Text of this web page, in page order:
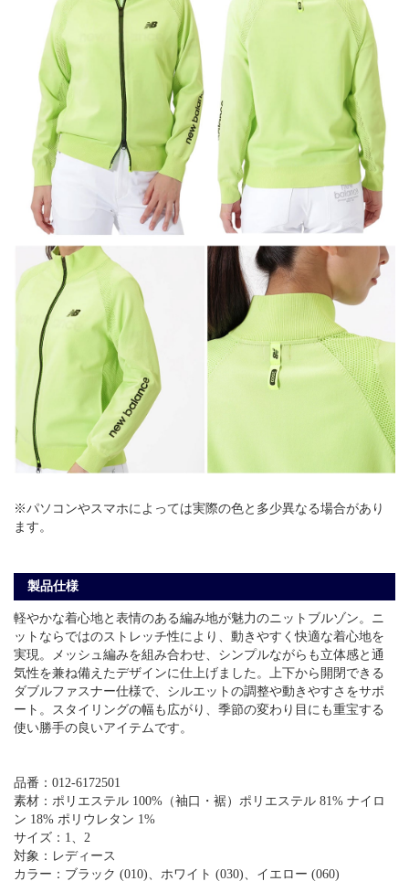
※パソコンやスマホによっては実際の色と多少異なる場合があり
ます。
製品仕様
軽やかな着心地と表情のある編み地が魅力のニットブルゾン。ニ
ットならではのストレッチ性により、動きやすく快適な着心地を
実現。メッシュ編みを組み合わせ、シンプルながらも立体感と通
気性を兼ね備えたデザインに仕上げました。上下から開閉できる
ダブルファスナー仕様で、シルエットの調整や動きやすさをサポ
ート。スタイリングの幅も広がり、季節の変わり目にも重宝する
使い勝手の良いアイテムです。
品番：012-6172501
素材：ポリエステル 100%（袖口・裾）ポリエステル 81% ナイロ
ン 18% ポリウレタン 1%
サイズ：1、2
対象：レディース
カラー：ブラック (010)、ホワイト (030)、イエロー (060)